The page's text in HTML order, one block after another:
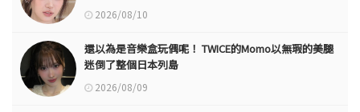
2026/08/10
還以為是音樂盒玩偶呢！ TWICE的Momo以無瑕的美腿
迷倒了整個日本列島
2026/08/09